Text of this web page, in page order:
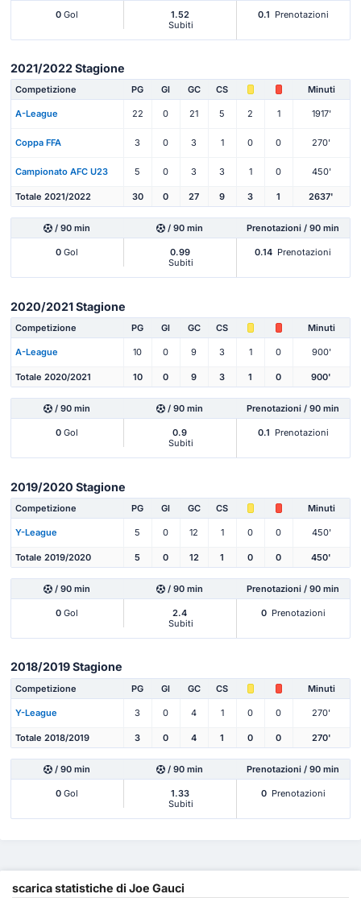
0 Gol
1.52
Subiti
0.1 Prenotazioni
2021/2022 Stagione
Competizione PG Gl GC CS Minuti
A-League 22 0 21 5 2 1 1917'
Coppa FFA 3 0 3 1 0 0 270'
Campionato AFC U23 5 0 3 3 1 0 450'
Totale 2021/2022 30 0 27 9 3 1 2637'
/ 90 min / 90 min Prenotazioni / 90 min
0 Gol
0.99
Subiti
0.14 Prenotazioni
2020/2021 Stagione
Competizione PG Gl GC CS Minuti
A-League 10 0 9 3 1 0 900'
Totale 2020/2021 10 0 9 3 1 0 900'
/ 90 min / 90 min Prenotazioni / 90 min
0 Gol
0.9
Subiti
0.1 Prenotazioni
2019/2020 Stagione
Competizione PG Gl GC CS Minuti
Y-League 5 0 12 1 0 0 450'
Totale 2019/2020 5 0 12 1 0 0 450'
/ 90 min / 90 min Prenotazioni / 90 min
0 Gol
2.4
Subiti
0 Prenotazioni
2018/2019 Stagione
Competizione PG Gl GC CS Minuti
Y-League 3 0 4 1 0 0 270'
Totale 2018/2019 3 0 4 1 0 0 270'
/ 90 min / 90 min Prenotazioni / 90 min
0 Gol
1.33
Subiti
0 Prenotazioni
scarica statistiche di Joe Gauci